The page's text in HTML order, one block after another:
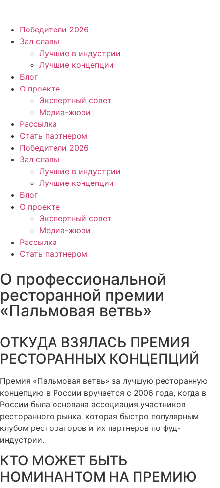
Победители 2026
Зал славы
Лучшие в индустрии
Лучшие концепции
Блог
О проекте
Экспертный совет
Медиа-жюри
Рассылка
Стать партнером
Победители 2026
Зал славы
Лучшие в индустрии
Лучшие концепции
Блог
О проекте
Экспертный совет
Медиа-жюри
Рассылка
Стать партнером
О профессиональной
ресторанной премии
«Пальмовая ветвь»
ОТКУДА ВЗЯЛАСЬ ПРЕМИЯ
РЕСТОРАННЫХ КОНЦЕПЦИЙ​
Премия «Пальмовая ветвь» за лучшую ресторанную
концепцию в России вручается с 2006 года, когда в
России была основана ассоциация участников
ресторанного рынка, которая быстро популярным
клубом рестораторов и их партнеров по фуд-
индустрии.
КТО МОЖЕТ БЫТЬ
НОМИНАНТОМ НА ПРЕМИЮ​